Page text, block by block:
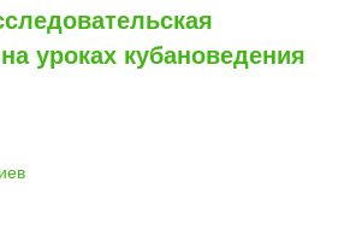
уроках кубановедения